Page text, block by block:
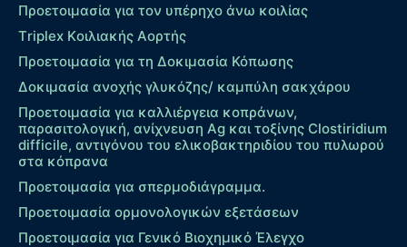
Προετοιμασία για τον υπέρηχο άνω κοιλίας
Τriplex Kοιλιακής Αορτής
Προετοιμασία για τη Δοκιμασία Κόπωσης
Δοκιμασία ανοχής γλυκόζης/ καμπύλη σακχάρου
Προετοιμασία για καλλιέργεια κοπράνων,
παρασιτολογική, ανίχνευση Ag και τοξίνης Clostiridium
difficile, αντιγόνου του ελικοβακτηριδίου του πυλωρού
στα κόπρανα
Προετοιμασία για σπερμοδιάγραμμα.
Προετοιμασία ορμονολογικών εξετάσεων
Προετοιμασία για Γενικό Βιοχημικό Έλεγχο